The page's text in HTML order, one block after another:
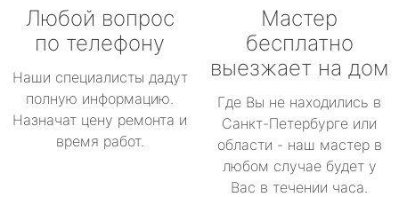
Любой вопрос
по телефону
Наши специалисты дадут
полную информацию.
Назначат цену ремонта и
время работ.
Мастер
бесплатно
выезжает на дом
Где Вы не находились в
Санкт-Петербурге или
области - наш мастер в
любом случае будет у
Вас в течении часа.